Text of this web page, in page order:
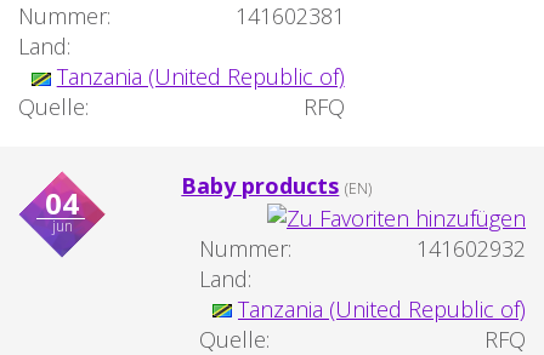
Nummer:
141602381
Land:
Tanzania (United Republic of)
Quelle:
RFQ
04
jun
Baby products (EN)
Nummer:
141602932
Land:
Tanzania (United Republic of)
Quelle:
RFQ